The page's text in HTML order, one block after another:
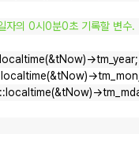
자의 0시0분0초 기록할 변수.
>tm_year;